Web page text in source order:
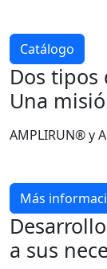
Catálogo
Dos tipos
Una
AMPLIRUN® y
Más
a sus